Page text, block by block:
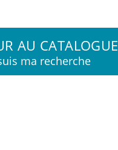
AU CATALOGUE
ma recherche